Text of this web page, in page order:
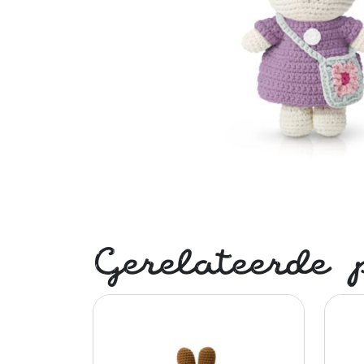
Gerelateerde